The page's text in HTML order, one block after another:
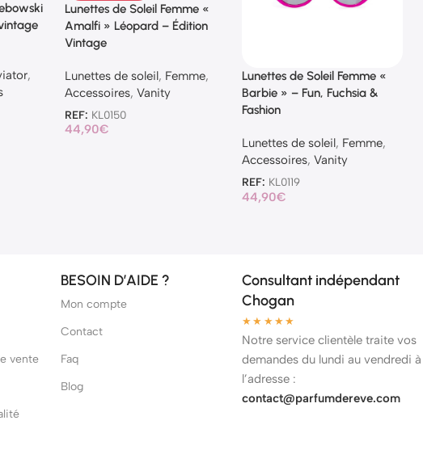
,
Lunettes de Soleil Femme «
Amalfi » Léopard – Édition
Vintage
Lunettes de soleil, Femme,
Accessoires, Vanity
REF: KL0150
44,90€
Lunettes de Soleil Femme «
Barbie » – Fun, Fuchsia &
Fashion
Lunettes de soleil, Femme,
Accessoires, Vanity
REF: KL0119
44,90€
vente
BESOIN D’AIDE ?
Mon compte
Contact
Faq
Blog
Consultant indépendant
Chogan
★★★★★
Notre service clientèle traite vos
demandes du lundi au vendredi à
l’adresse :
contact@parfumdereve.com